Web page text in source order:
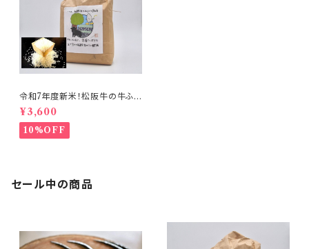
令和7年度新米！松阪牛の牛ふん
たい肥で、育てたお米。精米済
み ５ｋｇ
¥3,600
10%OFF
セール中の商品